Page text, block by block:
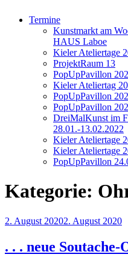
Termine
Kunstmarkt am
HAUS Laboe
Kieler Ateliertage
ProjektRaum 13
PopUpPavillon
Kieler Ateliertag
PopUpPavillon
PopUpPavillon
DreiMalKunst im
28.01.-13.02.2022
Kieler Ateliertage
Kieler Ateliertage
PopUpPavillon
Kategorie:
Veröffentlicht
2. August 20202. August 2020
. . . neue